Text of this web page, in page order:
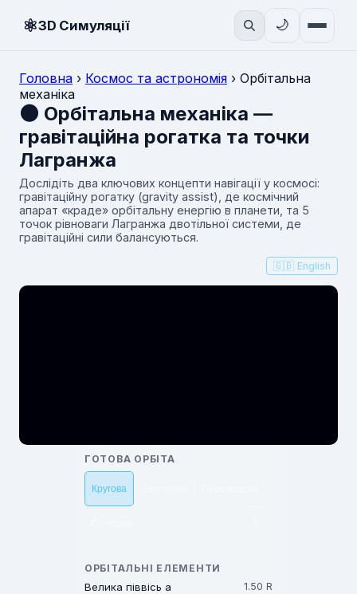
⚛3D Симуляції 🌙
Головна › Космос та астрономія › Орбітальна
механіка
🌑 Орбітальна механіка —
гравітаційна рогатка та точки
Лагранжа
Дослідіть два ключових концепти навігації у космосі:
гравітаційну рогатку (gravity assist), де космічний
апарат «краде» орбітальну енергію в планети, та 5
точок рівноваги Лагранжа двотільної системи, де
гравітаційні сили балансуються.
🇬🇧 English
ГОТОВА ОРБІТА
Кругова
ОРБІТАЛЬНІ ЕЛЕМЕНТИ
Велика піввісь a 1.50 R